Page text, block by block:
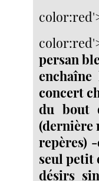
persan
concert
du bout
(dernière
repères)
seul petit
désirs